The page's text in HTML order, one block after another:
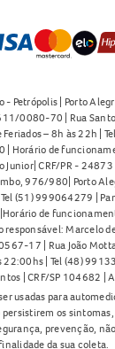
| Porto
0080-70 | Rua
– 8h às 22h
Horário de
CRF/PR -
976/980| Porto
(51) 999064279
de
17 | Rua João
| Tel (48)
| CRF/SP
usadas para
os
prevenção,
da sua coleta.